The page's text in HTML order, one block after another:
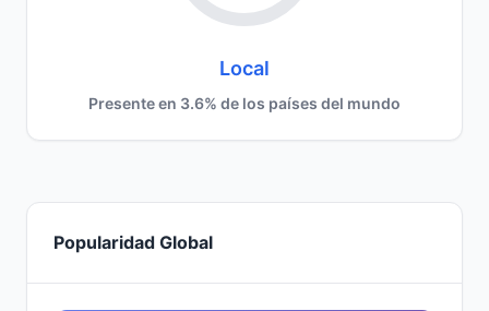
Local
Presente en 3.6% de los países del mundo
Popularidad Global